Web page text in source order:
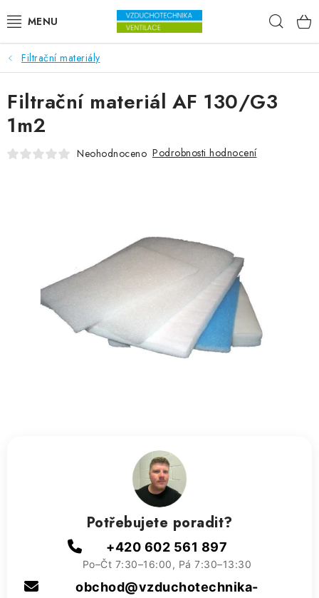
VENTILÁTORY
VZDUCHOTECHNIKA
REKUPERACE
ODVLHČOVAČE
ZVLHČOVAČE VZDUCHU PRŮMYSLOVÉ
NAHŘÍVACÍ POLŠTÁŘEK S LÁVOVÝM PÍSKEM
Kontakty
Filtrační materiály
Filtrační materiál AF 130/G3
1m2
Neohodnoceno Podrobnosti hodnocení
Potřebujete poradit?
+420 602 561 897
Po–Čt 7:30–16:00, Pá 7:30–13:30
obchod@vzduchotechnika-